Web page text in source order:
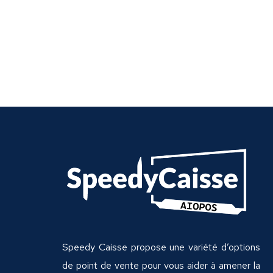
Speedy Caisse propose une variété d’options
de point de vente pour vous aider à amener la